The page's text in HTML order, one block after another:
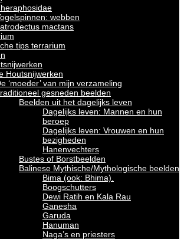
webben
mactans
tips terrarium
Houtsnijwerken
‘moeder’ van mijn verzameling
gesneden beelden
Beelden uit het dagelijks leven
Dagelijks leven: Mannen en hun
beroep
Dagelijks leven: Vrouwen en hun
bezigheden
Hanenvechters
Bustes of Borstbeelden
Balinese Mythische/Mythologische beelden
Bima (ook: Bhima).
Boogschutters
Dewi Ratih en Kala Rau
Ganesha
Garuda
Hanuman
Naga’s en priesters